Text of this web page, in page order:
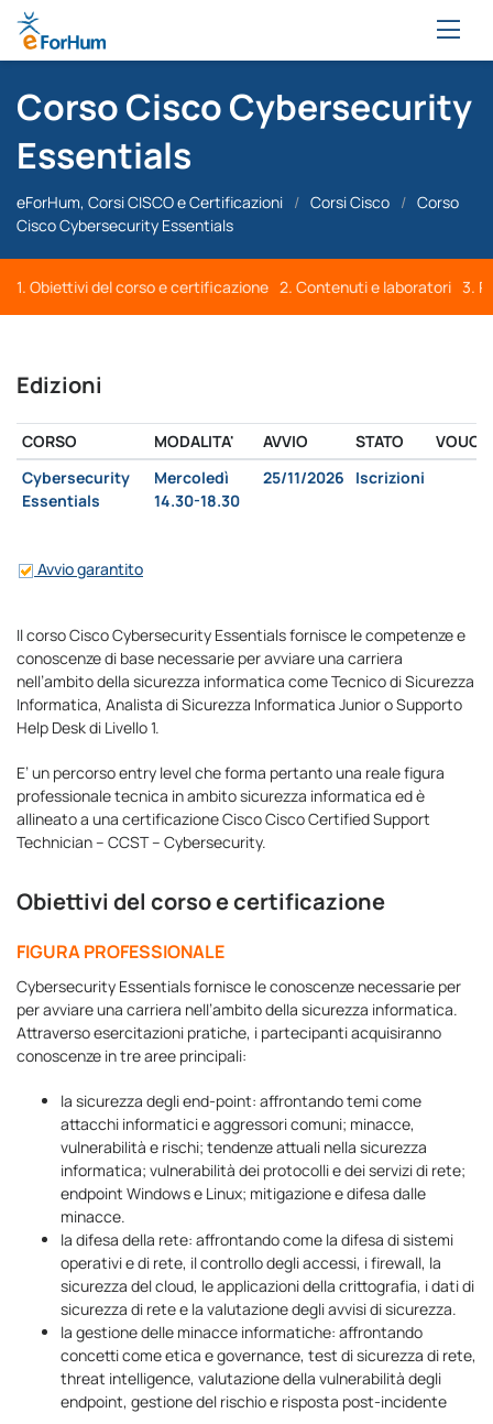
Corso Cisco Cybersecurity
Essentials
eForHum, Corsi CISCO e Certificazioni / Corsi Cisco / Corso
Cisco Cybersecurity Essentials
1. Obiettivi del corso e certificazione 2. Contenuti e laboratori 3.
Edizioni
CORSO MODALITA' AVVIO STATO
Cybersecurity
Essentials
Mercoledì
14.30-18.30
25/11/2026 Iscrizioni
Avvio garantito
Il corso Cisco Cybersecurity Essentials fornisce le competenze e
conoscenze di base necessarie per avviare una carriera
nell’ambito della sicurezza informatica come Tecnico di Sicurezza
Informatica, Analista di Sicurezza Informatica Junior o Supporto
Help Desk di Livello 1.
E’ un percorso entry level che forma pertanto una reale figura
professionale tecnica in ambito sicurezza informatica ed è
allineato a una certificazione Cisco Cisco Certified Support
Technician – CCST – Cybersecurity.
Obiettivi del corso e certificazione
FIGURA PROFESSIONALE
Cybersecurity Essentials fornisce le conoscenze necessarie per
per avviare una carriera nell’ambito della sicurezza informatica.
Attraverso esercitazioni pratiche, i partecipanti acquisiranno
conoscenze in tre aree principali:
la sicurezza degli end-point: affrontando temi come
attacchi informatici e aggressori comuni; minacce,
vulnerabilità e rischi; tendenze attuali nella sicurezza
informatica; vulnerabilità dei protocolli e dei servizi di rete;
endpoint Windows e Linux; mitigazione e difesa dalle
minacce.
la difesa della rete: affrontando come la difesa di sistemi
operativi e di rete, il controllo degli accessi, i firewall, la
sicurezza del cloud, le applicazioni della crittografia, i dati di
sicurezza di rete e la valutazione degli avvisi di sicurezza.
la gestione delle minacce informatiche: affrontando
concetti come etica e governance, test di sicurezza di rete,
threat intelligence, valutazione della vulnerabilità degli
endpoint, gestione del rischio e risposta post-incidente